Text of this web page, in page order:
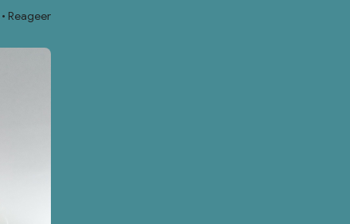
Reageer